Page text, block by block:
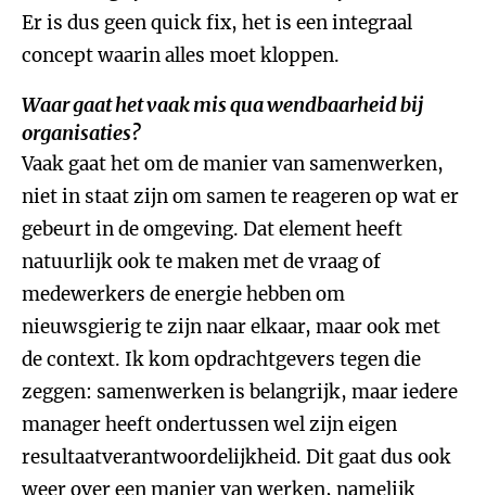
Er is dus geen quick fix, het is een integraal
concept waarin alles moet kloppen.
Waar gaat het vaak mis qua wendbaarheid bij
organisaties?
Vaak gaat het om de manier van samenwerken,
niet in staat zijn om samen te reageren op wat er
gebeurt in de omgeving. Dat element heeft
natuurlijk ook te maken met de vraag of
medewerkers de energie hebben om
nieuwsgierig te zijn naar elkaar, maar ook met
de context. Ik kom opdrachtgevers tegen die
zeggen: samenwerken is belangrijk, maar iedere
manager heeft ondertussen wel zijn eigen
resultaatverantwoordelijkheid. Dit gaat dus ook
weer over een manier van werken, namelijk